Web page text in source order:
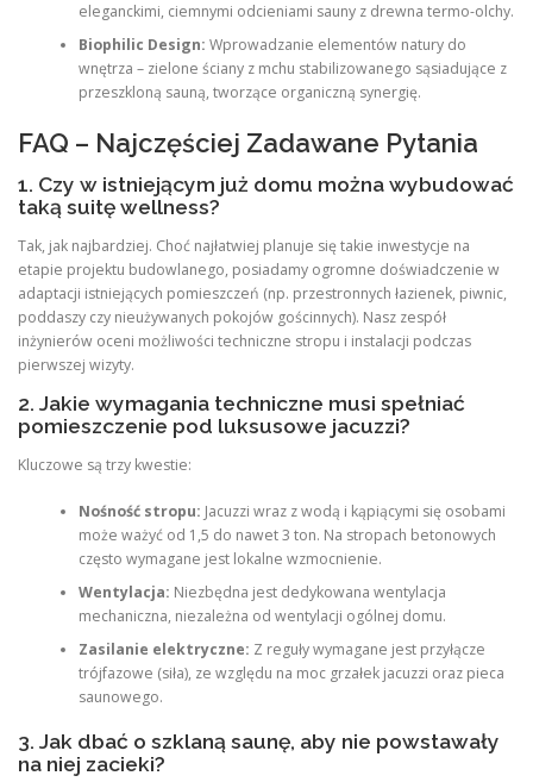
eleganckimi, ciemnymi odcieniami sauny z drewna termo-olchy.
Biophilic Design: Wprowadzanie elementów natury do
wnętrza – zielone ściany z mchu stabilizowanego sąsiadujące z
przeszkloną sauną, tworzące organiczną synergię.
FAQ – Najczęściej Zadawane Pytania
1. Czy w istniejącym już domu można wybudować
taką suitę wellness?
Tak, jak najbardziej. Choć najłatwiej planuje się takie inwestycje na
etapie projektu budowlanego, posiadamy ogromne doświadczenie w
adaptacji istniejących pomieszczeń (np. przestronnych łazienek, piwnic,
poddaszy czy nieużywanych pokojów gościnnych). Nasz zespół
inżynierów oceni możliwości techniczne stropu i instalacji podczas
pierwszej wizyty.
2. Jakie wymagania techniczne musi spełniać
pomieszczenie pod luksusowe jacuzzi?
Kluczowe są trzy kwestie:
Nośność stropu: Jacuzzi wraz z wodą i kąpiącymi się osobami
może ważyć od 1,5 do nawet 3 ton. Na stropach betonowych
często wymagane jest lokalne wzmocnienie.
Wentylacja: Niezbędna jest dedykowana wentylacja
mechaniczna, niezależna od wentylacji ogólnej domu.
Zasilanie elektryczne: Z reguły wymagane jest przyłącze
trójfazowe (siła), ze względu na moc grzałek jacuzzi oraz pieca
saunowego.
3. Jak dbać o szklaną saunę, aby nie powstawały
na niej zacieki?